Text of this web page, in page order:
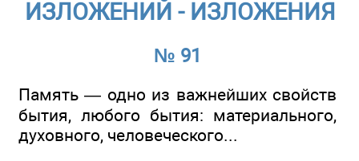
ИЗЛОЖЕНИЙ - ИЗЛОЖЕНИЯ
№ 91
Память — одно из важнейших свойств
бытия, любого бытия: материального,
духовного, человеческого...